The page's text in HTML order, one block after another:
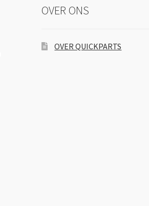
OVER ONS
OVER QUICKPARTS